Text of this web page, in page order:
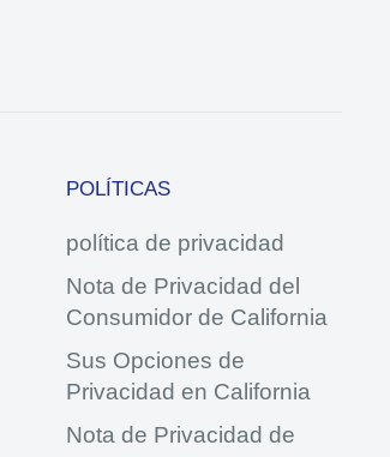
POLÍTICAS
política de privacidad
Nota de Privacidad del
Consumidor de California
Sus Opciones de
Privacidad en California
Nota de Privacidad de